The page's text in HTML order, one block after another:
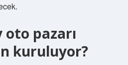
oto pazarı
kuruluyor?